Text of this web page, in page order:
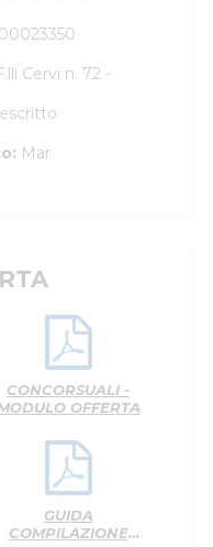
Cervi n. 72 -
: Mar
CONCORSUALI -
OFFERTA
GUIDA
COMPILAZIONE